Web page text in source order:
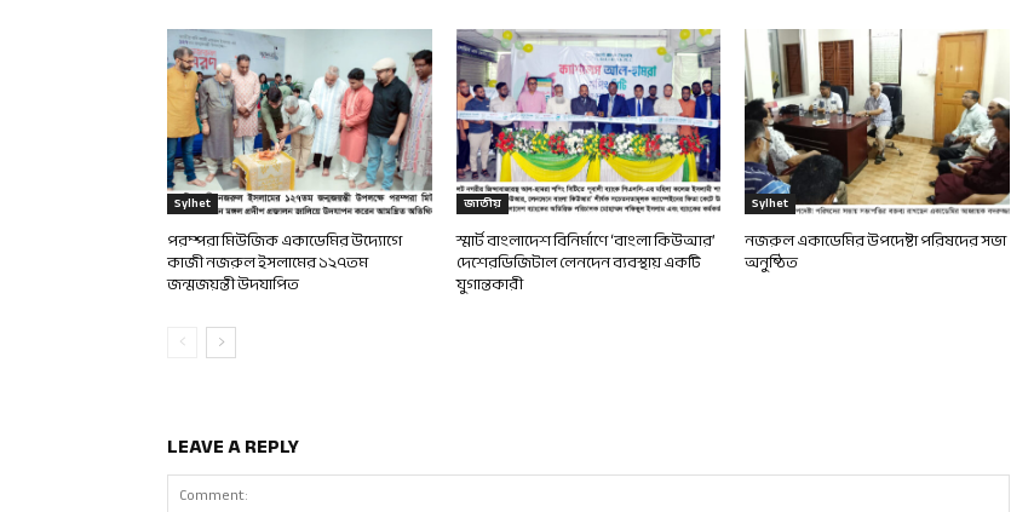
Sylhet
পরম্পরা মিউজিক একাডেমির উদ্যোগে
কাজী নজরুল ইসলামের ১২৭তম
জন্মজয়ন্তী উদযাপিত
জাতীয়
স্মার্ট বাংলাদেশ বিনির্মাণে ‘বাংলা কিউআর’
দেশেরডিজিটাল লেনদেন ব্যবস্থায় একটি
যুগান্তকারী
Sylhet
নজরুল একাডেমির উপদেষ্টা পরিষদের সভা
অনুষ্ঠিত
LEAVE A REPLY